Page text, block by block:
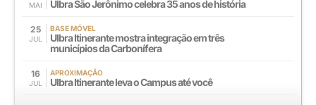
MAI Ulbra São Jerônimo celebra 35 anos de história
25
JUL
BASE MÓVEL
Ulbra Itinerante mostra integração em três
municípios da Carbonífera
16
JUL
APROXIMAÇÃO
Ulbra Itinerante leva o Campus até você